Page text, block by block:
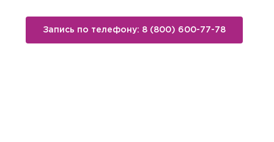
Запись по телефону: 8 (800) 600-77-78